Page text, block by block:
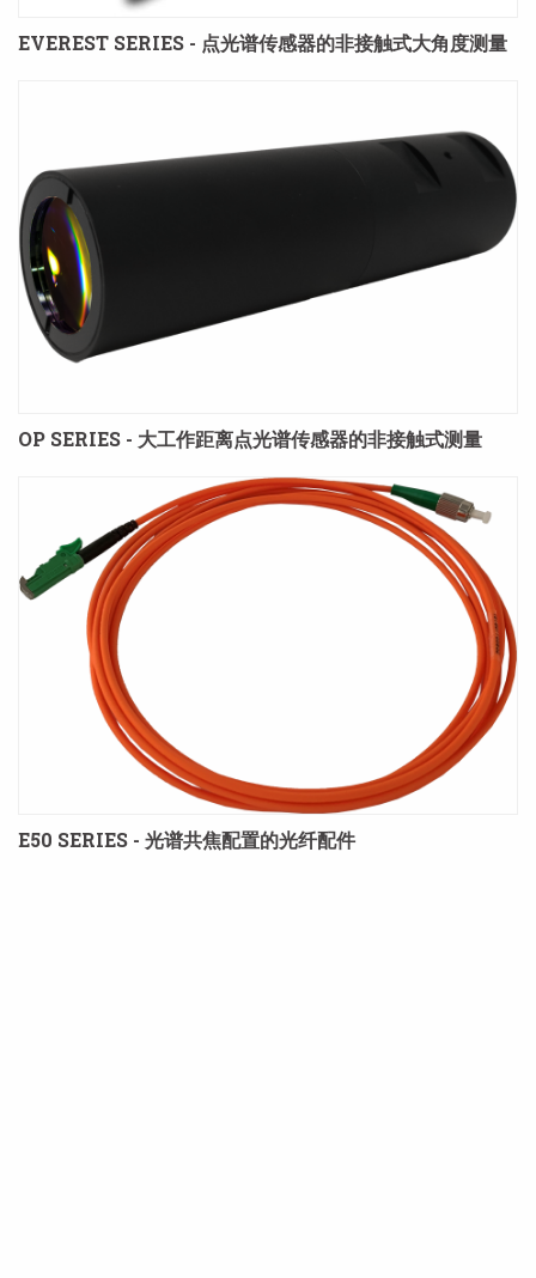
EVEREST SERIES - 点光谱传感器的非接触式大角度测量
OP SERIES - 大工作距离点光谱传感器的非接触式测量
E50 SERIES - 光谱共焦配置的光纤配件